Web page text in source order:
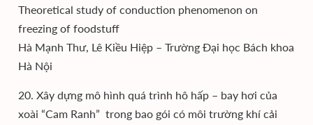
Theoretical study of conduction phenomenon on
freezing of foodstuff
Hà Mạnh Thư, Lê Kiều Hiệp – Trường Đại học Bách khoa
Hà Nội
20. Xây dựng mô hình quá trình hô hấp – bay hơi của
xoài “Cam Ranh” trong bao gói có môi trường khí cải